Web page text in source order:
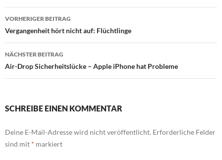
Beitragsnavigation
VORHERIGER BEITRAG
Vergangenheit hört nicht auf: Flüchtlinge
NÄCHSTER BEITRAG
Air-Drop Sicherheitslücke – Apple iPhone hat Probleme
SCHREIBE EINEN KOMMENTAR
Deine E-Mail-Adresse wird nicht veröffentlicht. Erforderliche Felder
sind mit * markiert